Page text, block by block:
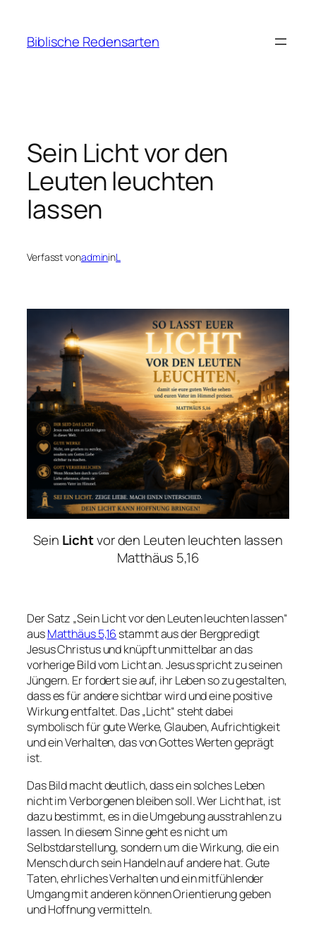
springen
Biblische Redensarten
Sein Licht vor den
Leuten leuchten
lassen
Verfasst vonadmininL
Sein Lichtvor den Leuten leuchten lassen
Matthäus 5,16
Der Satz „Sein Licht vor den Leuten leuchten lassen“
ausMatthäus 5,16 stammt aus der Bergpredigt
Jesus Christus und knüpft unmittelbar an das
vorherige Bild vom Licht an. Jesus spricht zu seinen
Jüngern. Er fordert sie auf, ihr Leben so zu gestalten,
dass es für andere sichtbar wird und eine positive
Wirkung entfaltet. Das „Licht“ steht dabei
symbolisch für gute Werke, Glauben, Aufrichtigkeit
und ein Verhalten, das von Gottes Werten geprägt
ist.
Das Bild macht deutlich, dass ein solches Leben
nicht im Verborgenen bleiben soll. Wer Licht hat, ist
dazu bestimmt, es in die Umgebung ausstrahlen zu
lassen. In diesem Sinne geht es nicht um
Selbstdarstellung, sondern um die Wirkung, die ein
Mensch durch sein Handeln auf andere hat. Gute
Taten, ehrliches Verhalten und ein mitfühlender
Umgang mit anderen können Orientierung geben
und Hoffnung vermitteln.